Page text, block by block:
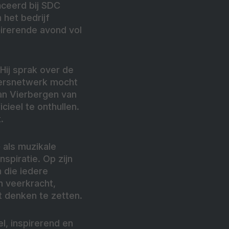
bij SDC
het bedrijf
avond vol
sprak over de
mocht
Vierbergen van
te onthullen.
muzikale
Op zijn
die iedere
veerkracht,
denken te zetten.
inspirerend en